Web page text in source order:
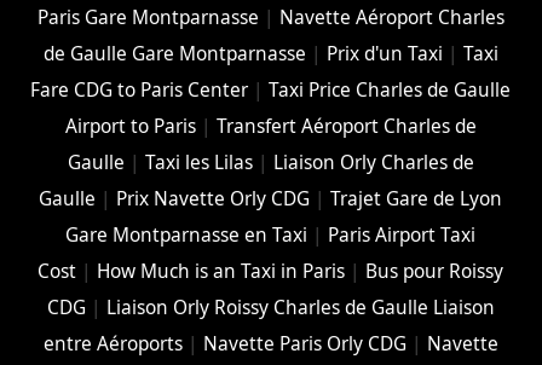
Paris Gare Montparnasse | Navette Aéroport Charles
de Gaulle Gare Montparnasse | Prix d'un Taxi | Taxi
Fare CDG to Paris Center |Taxi Price Charles de Gaulle
Airport to Paris| Transfert Aéroport Charles de
Gaulle | Taxi les Lilas| Liaison Orly Charles de
Gaulle | Prix Navette Orly CDG |Trajet Gare de Lyon
Gare Montparnasse en Taxi | Paris Airport Taxi
Cost | How Much is an Taxi in Paris | Bus pour Roissy
CDG | Liaison Orly Roissy Charles de Gaulle Liaison
entre Aéroports| Navette Paris Orly CDG | Navette